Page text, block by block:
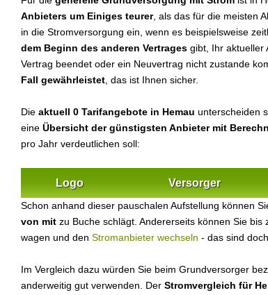
Anbieters um Einiges teurer, als das für die meisten
in die Stromversorgung ein, wenn es beispielsweise
dem Beginn des anderen Vertrages gibt, Ihr aktueller
Vertrag beendet oder ein Neuvertrag nicht zustande
Fall gewährleistet , das ist Ihnen sicher.
Die aktuell 0 Tarifangebote in Hemau unterscheiden
eine Übersicht der günstigsten Anbieter mit
pro Jahr verdeutlichen soll:
Logo Versorger
Schon anhand dieser pauschalen Aufstellung können
von mit zu Buche schlägt. Andererseits können Sie
wagen und den Stromanbieter wechseln - das sind
Im Vergleich dazu würden Sie beim Grundversorger
anderweitig gut verwenden. Der Stromvergleich für